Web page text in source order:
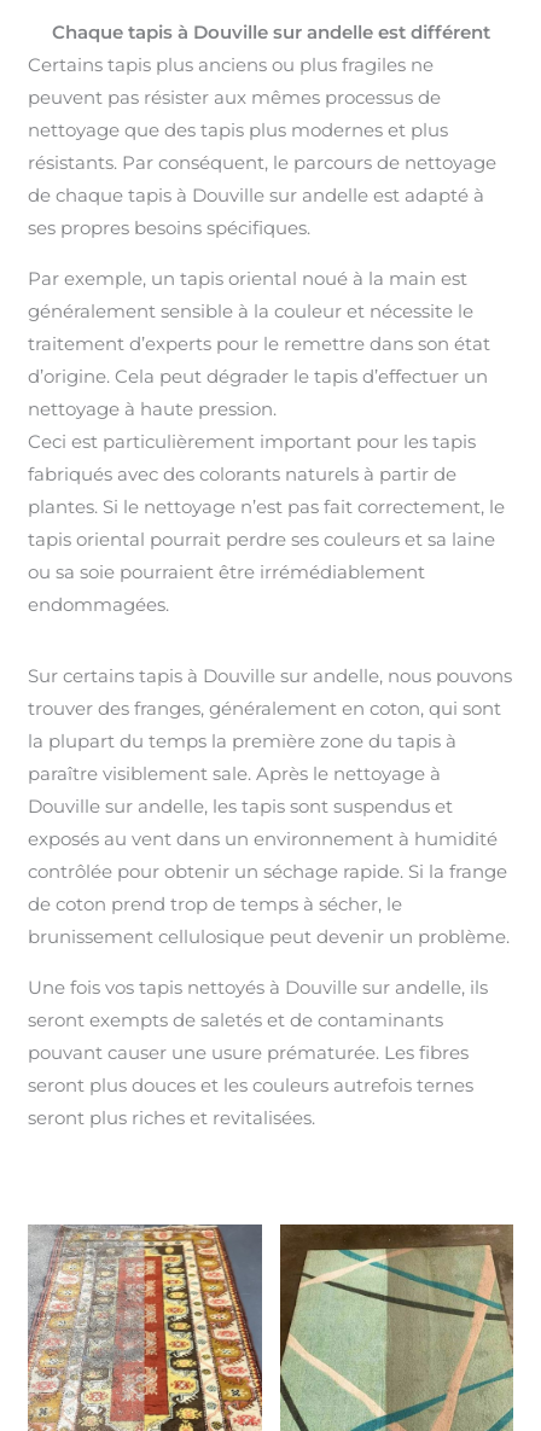
Chaque tapis à Douville sur andelle est différent
Certains tapis plus anciens ou plus fragiles ne
peuvent pas résister aux mêmes processus de
nettoyage que des tapis plus modernes et plus
résistants. Par conséquent, le parcours de nettoyage
de chaque tapis à Douville sur andelle est adapté à
ses propres besoins spécifiques.
Par exemple, un tapis oriental noué à la main est
généralement sensible à la couleur et nécessite le
traitement d’experts pour le remettre dans son état
d’origine. Cela peut dégrader le tapis d’effectuer un
nettoyage à haute pression.
Ceci est particulièrement important pour les tapis
fabriqués avec des colorants naturels à partir de
plantes. Si le nettoyage n’est pas fait correctement, le
tapis oriental pourrait perdre ses couleurs et sa laine
ou sa soie pourraient être irrémédiablement
endommagées.
Sur certains tapis à Douville sur andelle, nous pouvons
trouver des franges, généralement en coton, qui sont
la plupart du temps la première zone du tapis à
paraître visiblement sale. Après le nettoyage à
Douville sur andelle, les tapis sont suspendus et
exposés au vent dans un environnement à humidité
contrôlée pour obtenir un séchage rapide. Si la frange
de coton prend trop de temps à sécher, le
brunissement cellulosique peut devenir un problème.
Une fois vos tapis nettoyés à Douville sur andelle, ils
seront exempts de saletés et de contaminants
pouvant causer une usure prématurée. Les fibres
seront plus douces et les couleurs autrefois ternes
seront plus riches et revitalisées.